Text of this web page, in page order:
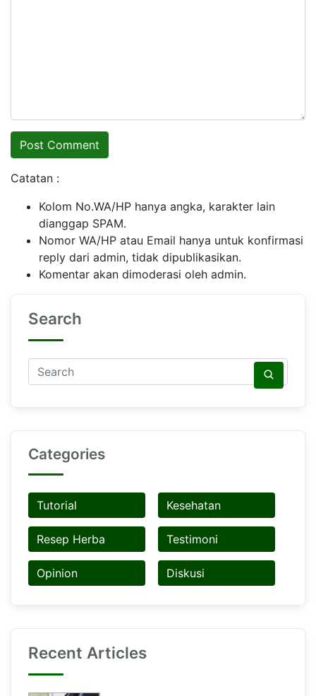
Catatan :
Kolom No.WA/HP hanya angka, karakter lain
dianggap SPAM.
Nomor WA/HP atau Email hanya untuk konfirmasi
reply dari admin, tidak dipublikasikan.
Komentar akan dimoderasi oleh admin.
Search
Categories
Tutorial Kesehatan
Resep Herba Testimoni
Opinion Diskusi
Recent Articles